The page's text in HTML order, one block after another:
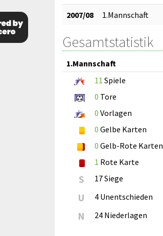
2007/08 1.Mannschaft
Gesamtstatistik
1.Mannschaft
11 Spiele
0 Tore
0 Vorlagen
0 Gelbe Karten
0 Gelb-Rote Karten
1 Rote Karte
S 17 Siege
U 4 Unentschieden
N 24 Niederlagen